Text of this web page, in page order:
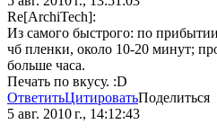
Re[ArchiTech]:
Из самого быстрого: по
чб пленки, около 10-20 минут;
больше часа.
Печать по вкусу. :D
ОтветитьЦитироватьПоделиться
5 авг. 2010 г., 14:12:43